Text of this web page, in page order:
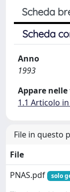
Scheda
Scheda
Anno
1993
Appare
1.1 Articolo
File in questo
File
PNAS.pdf
solo